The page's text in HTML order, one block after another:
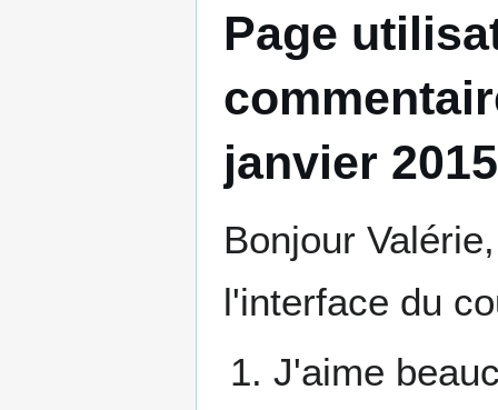
Page
janvier
Bonjour
l'interface du
J'aime